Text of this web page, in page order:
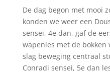
De dag begon met mooi
konden we weer een
sensei, 4e dan, gaf de
wapenles met de bokken
slag beweging centraal
Conradi sensei, 5e dan